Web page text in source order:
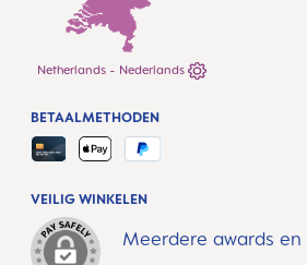
Netherlands - Nederlands
VEILIG WINKELEN
Meerdere awards
BETAALMETHODEN